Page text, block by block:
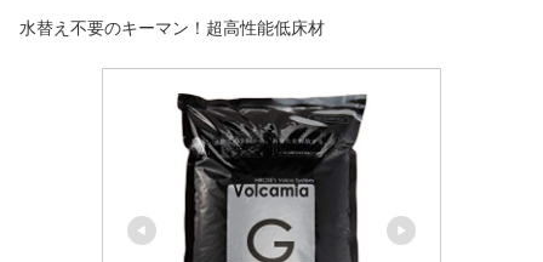
水替え不要のキーマン！超高性能低床材